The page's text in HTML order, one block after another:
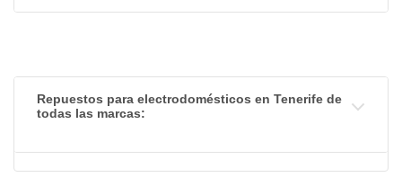
Repuestos para electrodomésticos en Tenerife de
todas las marcas: